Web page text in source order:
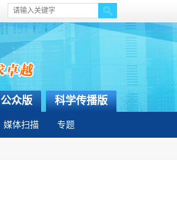
科学传播版
公众版
媒体扫描 专题